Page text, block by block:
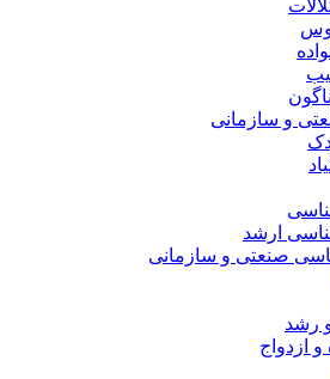
و سازمانی
ارشد
صنعتی و سازمانی
رشد
و ازدواج